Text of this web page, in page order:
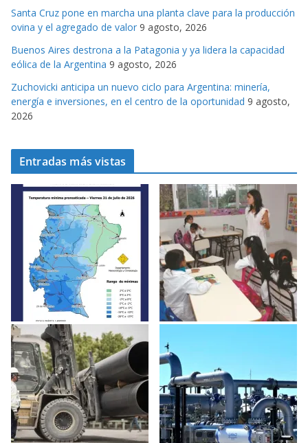
s
Santa Cruz pone en marcha una planta clave para la producción
ovina y el agregado de valor 9 agosto, 2026
Buenos Aires destrona a la Patagonia y ya lidera la capacidad
eólica de la Argentina 9 agosto, 2026
Zuchovicki anticipa un nuevo ciclo para Argentina: minería,
energía e inversiones, en el centro de la oportunidad 9 agosto,
2026
Entradas más vistas